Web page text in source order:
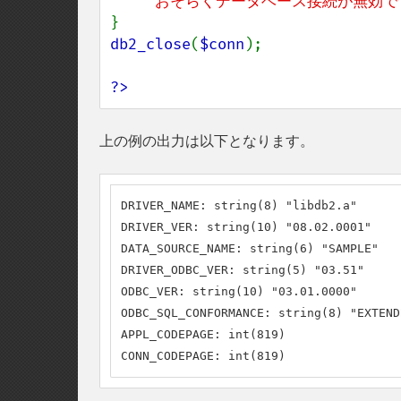
db2_close($conn );
?>
上の例の出力は以下となります。
DRIVER_NAME: string(8) "libdb2.a"
DRIVER_VER: string(10) "08.02.0001"
DATA_SOURCE_NAME: string(6) "SAMPLE"
DRIVER_ODBC_VER: string(5) "03.51"
ODBC_VER: string(10) "03.01.0000"
ODBC_SQL_CONFORMANCE: string(8)
APPL_CODEPAGE: int(819)
CONN_CODEPAGE: int(819)